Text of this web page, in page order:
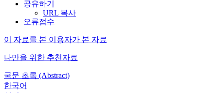
공유하기
URL 복사
오류접수
이 자료를 본 이용자가 본 자료
나만을 위한 추천자료
국문 초록 (Abstract)
한국어